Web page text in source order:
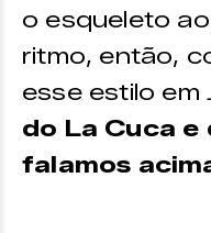
o esqueleto
ritmo, então,
esse estilo em
do La Cuca e
falamos